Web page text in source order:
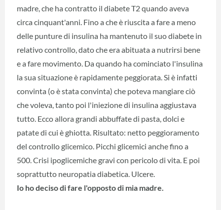
madre, che ha contratto il diabete T2 quando aveva
circa cinquant'anni. Fino a che è riuscita a fare a meno
delle punture di insulina ha mantenuto il suo diabete in
relativo controllo, dato che era abituata a nutrirsi bene
e a fare movimento. Da quando ha cominciato l'insulina
la sua situazione è rapidamente peggiorata. Si è infatti
convinta (o è stata convinta) che poteva mangiare ciò
che voleva, tanto poi l'iniezione di insulina aggiustava
tutto. Ecco allora grandi abbuffate di pasta, dolci e
patate di cui è ghiotta. Risultato: netto peggioramento
del controllo glicemico. Picchi glicemici anche fino a
500. Crisi ipoglicemiche gravi con pericolo di vita. E poi
soprattutto neuropatia diabetica. Ulcere.
Io ho deciso di fare l'opposto di mia madre.